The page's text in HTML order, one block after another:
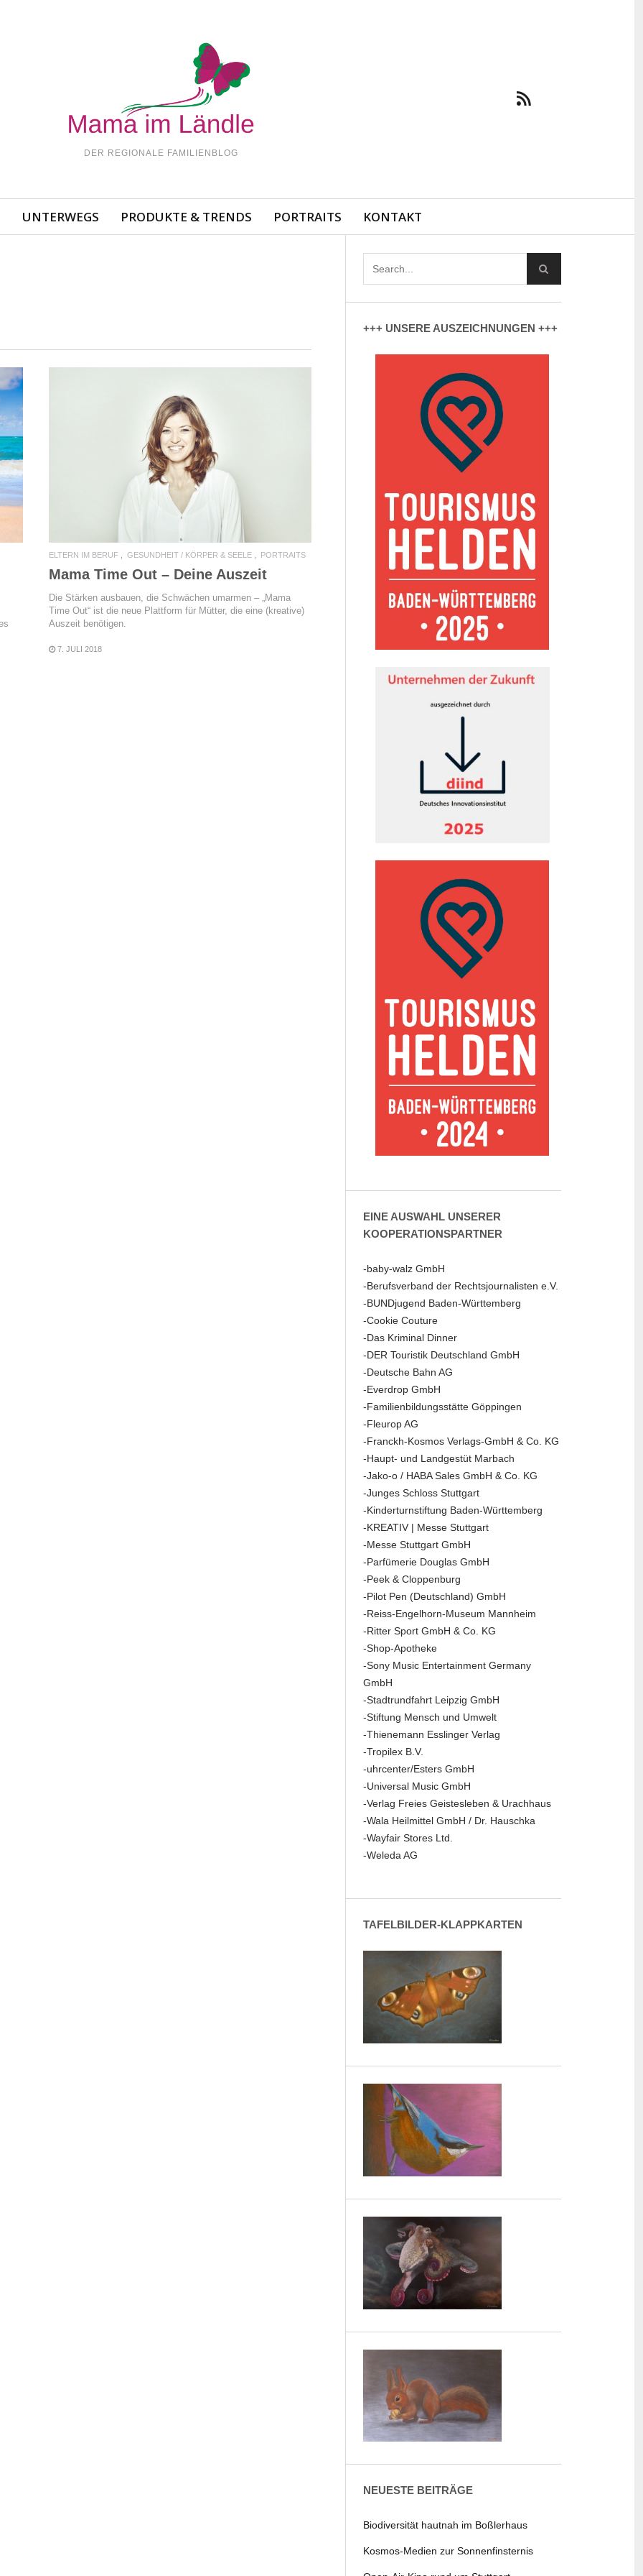
DER REGIONALE FAMILIENBLOG
UNTERWEGS PRODUKTE & TRENDS PORTRAITS KONTAKT
READ MORE
ELTERN IM BERUF GESUNDHEIT / KÖRPER & SEELE PORTRAITS
Mama Time Out – Deine Auszeit
Die Stärken ausbauen, die Schwächen umarmen – „Mama
Time Out“ ist die neue Plattform für Mütter, die eine (kreative)
Auszeit benötigen.
7. JULI 2018
+++ UNSERE AUSZEICHNUNGEN +++
EINE AUSWAHL UNSERER
KOOPERATIONSPARTNER
-baby-walz GmbH
-Berufsverband der Rechtsjournalisten e.V.
-BUNDjugend Baden-Württemberg
-Cookie Couture
-Das Kriminal Dinner
-DER Touristik Deutschland GmbH
-Deutsche Bahn AG
-Everdrop GmbH
-Familienbildungsstätte Göppingen
-Fleurop AG
-Franckh-Kosmos Verlags-GmbH & Co. KG
-Haupt- und Landgestüt Marbach
-Jako-o / HABA Sales GmbH & Co. KG
-Junges Schloss Stuttgart
-Kinderturnstiftung Baden-Württemberg
-KREATIV | Messe Stuttgart
-Messe Stuttgart GmbH
-Parfümerie Douglas GmbH
-Peek & Cloppenburg
-Pilot Pen (Deutschland) GmbH
-Reiss-Engelhorn-Museum Mannheim
-Ritter Sport GmbH & Co. KG
-Shop-Apotheke
-Sony Music Entertainment Germany
GmbH
-Stadtrundfahrt Leipzig GmbH
-Stiftung Mensch und Umwelt
-Thienemann Esslinger Verlag
-Tropilex B.V.
-uhrcenter/Esters GmbH
-Universal Music GmbH
-Verlag Freies Geistesleben & Urachhaus
-Wala Heilmittel GmbH / Dr. Hauschka
-Wayfair Stores Ltd.
-Weleda AG
TAFELBILDER-KLAPPKARTEN
NEUESTE BEITRÄGE
Biodiversität hautnah im Boßlerhaus
Kosmos-Medien zur Sonnenfinsternis